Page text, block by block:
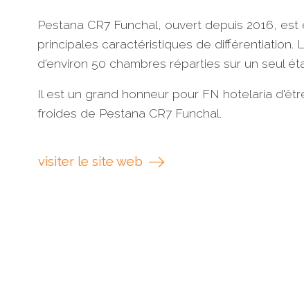
Pestana CR7 Funchal, ouvert depuis 2016,
principales caractéristiques de différentiation.
d'environ 50 chambres réparties sur un seul
Il est un grand honneur pour FN hotelaria
froides de Pestana CR7 Funchal.
visiter le site web